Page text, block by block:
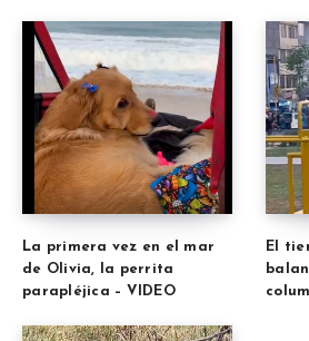
La primera vez en el mar
de Olivia, la perrita
parapléjica – VIDEO
El